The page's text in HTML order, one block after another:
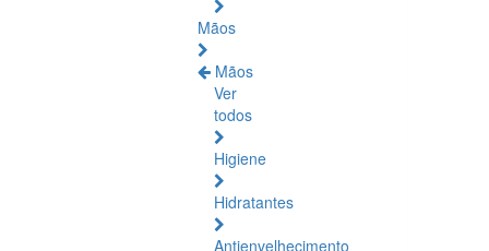
Mãos
Mãos
Ver
todos
Higiene
Hidratantes
Antienvelhecimento